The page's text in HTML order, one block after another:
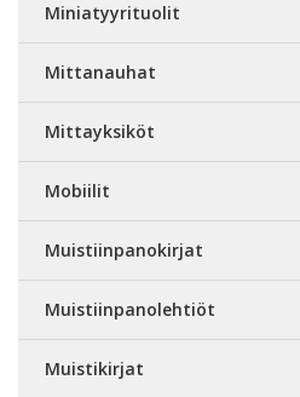
Miniatyyrituolit
Mittanauhat
Mittayksiköt
Mobiilit
Muistiinpanokirjat
Muistiinpanolehtiöt
Muistikirjat